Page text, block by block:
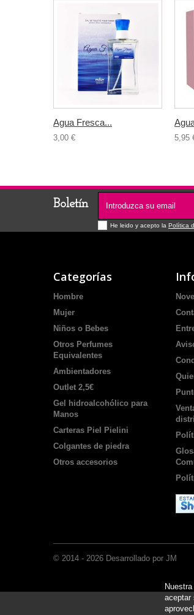
Agua Fresca...
3,00 € 5,95
Boletín
He leido y acepto la Política
Categorías
Hombre
Mujer
Niños o Bebes
Otros Perfumes
Equivalentes
Ambientadores
Outlet 2,5€
Gel hidroalcohólico para
Manos
Carteras Piel Pielini
Colgantes de piedra
Otros accesorios
© 2014 - 2026 Desarrollado por JM
aceptar